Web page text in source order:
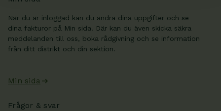
När du är inloggad kan du ändra dina uppgifter och se
dina fakturor på Min sida. Där kan du även skicka säkra
meddelanden till oss, boka rådgivning och se information
från ditt distrikt och din sektion.
Min sida
Frågor & svar